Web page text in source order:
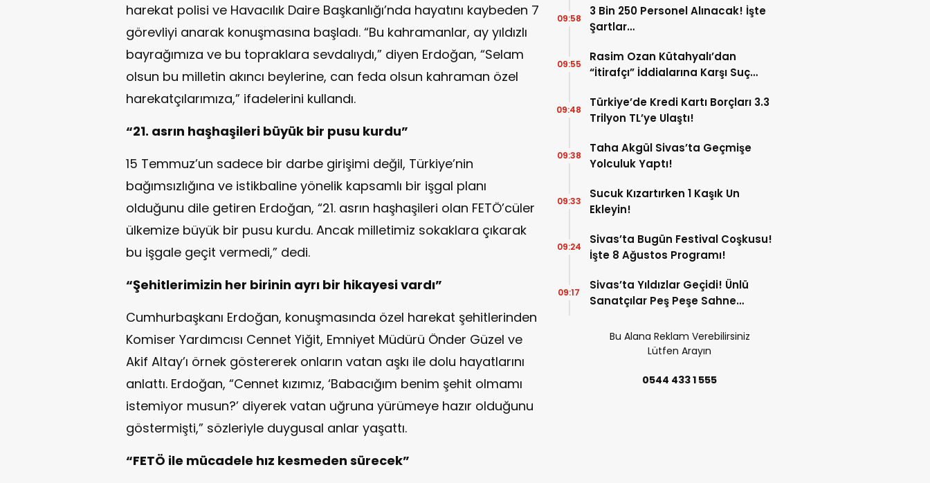
harekat polisi ve Havacılık Daire Başkanlığı’nda hayatını kaybeden 7
görevliyi anarak konuşmasına başladı. “Bu kahramanlar, ay yıldızlı
bayrağımıza ve bu topraklara sevdalıydı,” diyen Erdoğan, “Selam
olsun bu milletin akıncı beylerine, can feda olsun kahraman özel
harekatçılarımıza,” ifadelerini kullandı.
“21. asrın haşhaşileri büyük bir pusu kurdu”
15 Temmuz’un sadece bir darbe girişimi değil, Türkiye’nin
bağımsızlığına ve istikbaline yönelik kapsamlı bir işgal planı
olduğunu dile getiren Erdoğan, “21. asrın haşhaşileri olan FETÖ’cüler
ülkemize büyük bir pusu kurdu. Ancak milletimiz sokaklara çıkarak
bu işgale geçit vermedi,” dedi.
“Şehitlerimizin her birinin ayrı bir hikayesi vardı”
Cumhurbaşkanı Erdoğan, konuşmasında özel harekat şehitlerinden
Komiser Yardımcısı Cennet Yiğit, Emniyet Müdürü Önder Güzel ve
Akif Altay’ı örnek göstererek onların vatan aşkı ile dolu hayatlarını
anlattı. Erdoğan, “Cennet kızımız, ‘Babacığım benim şehit olmamı
istemiyor musun?’ diyerek vatan uğruna yürümeye hazır olduğunu
göstermişti,” sözleriyle duygusal anlar yaşattı.
“FETÖ ile mücadele hız kesmeden sürecek”
3 Bin 250 Personel Alınacak! İşte
Şartlar…
09:58
Rasim Ozan Kütahyalı’dan
“İtirafçı” İddialarına Karşı Suç
09:55
Türkiye’de Kredi Kartı Borçları 3.3
Trilyon TL’ye Ulaştı!
09:48
Taha Akgül Sivas’ta Geçmişe
Yolculuk Yaptı!
09:38
Sucuk Kızartırken 1 Kaşık Un
Ekleyin!
09:33
Sivas’ta Bugün Festival Coşkusu!
İşte 8 Ağustos Programı!
09:24
Sivas’ta Yıldızlar Geçidi! Ünlü
Sanatçılar Peş Peşe Sahne
09:17
Bu Alana Reklam Verebilirsiniz
Lütfen Arayın
0544 433 1 555